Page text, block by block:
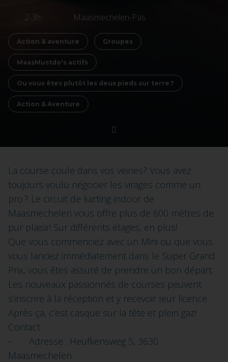
2-3h Maasmechelen-Pas
Action & aventure Groupes
MaasMustdo's actifs
Ou vous êtes plutôt les deux pieds sur terre ?
Action & Aventure
La course coule dans vos veines? Vous avez
toujours voulu négocier les virages comme un
pro ? Le circuit de karting indoor de
Maasmechelen vous offre plus de 600 mètres de
pur plaisir! Sur différents étages, en plus!
Que vous commenciez avec un Mini ou que vous
vous lanciez immédiatement dans le Super Grand
Prix, vous êtes assuré de prendre un bon départ.
Les nouveaux passionnés de courses peuvent
s’inscrire à la réception et y recevoir leur licence.
Après ça, c’est casque sur la tête et plein gaz!
Contact :
- Adresse : Heufkensweg 5, 3630
Maasmechelen